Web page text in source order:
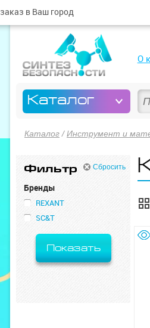
О
Каталог
заказ в Ваш город
Каталог /Инструмент и
Фильтр Сбросить
Бренды
REXANT
SC&T
Показать